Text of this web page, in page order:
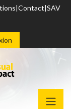
Contact SAV